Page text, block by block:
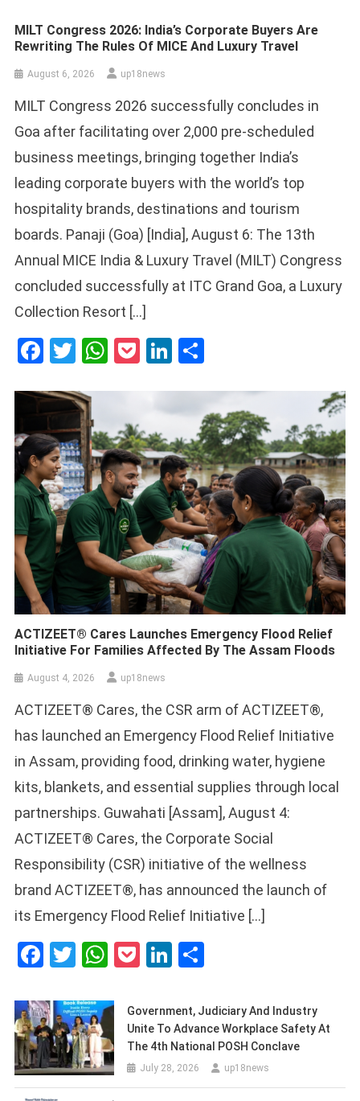
MILT Congress 2026: India’s Corporate Buyers Are
Rewriting The Rules Of MICE And Luxury Travel
August 6, 2026 up18news
MILT Congress 2026 successfully concludes in
Goa after facilitating over 2,000 pre-scheduled
business meetings, bringing together India’s
leading corporate buyers with the world’s top
hospitality brands, destinations and tourism
boards. Panaji (Goa) [India], August 6: The 13th
Annual MICE India & Luxury Travel (MILT) Congress
concluded successfully at ITC Grand Goa, a Luxury
Collection Resort […]
Facebook
Twitter
WhatsApp
PocketLinkedIn
ACTIZEET® Cares Launches Emergency Flood Relief
Initiative For Families Affected By The Assam Floods
August 4, 2026 up18news
ACTIZEET® Cares, the CSR arm of ACTIZEET®,
has launched an Emergency Flood Relief Initiative
in Assam, providing food, drinking water, hygiene
kits, blankets, and essential supplies through local
partnerships. Guwahati [Assam], August 4:
ACTIZEET® Cares, the Corporate Social
Responsibility (CSR) initiative of the wellness
brand ACTIZEET®, has announced the launch of
its Emergency Flood Relief Initiative […]
Facebook
Twitter
WhatsApp
PocketLinkedIn
Government, Judiciary And Industry
Unite To Advance Workplace Safety At
The 4th National POSH Conclave
July 28, 2026 up18news